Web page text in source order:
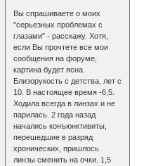
Вы спрашиваете о моих
"серьезных проблемах с
глазами" - расскажу. Хотя,
если Вы прочтете все мои
сообщения на форуме,
картина будет ясна.
Близорукость с детства, лет с
10. В настоящее время -6,5.
Ходила всегда в линзах и не
парилась. 2 года назад
начались конъюнктивиты,
перешедшие в разряд
хронических, пришлось
линзы сменить на очки. 1,5